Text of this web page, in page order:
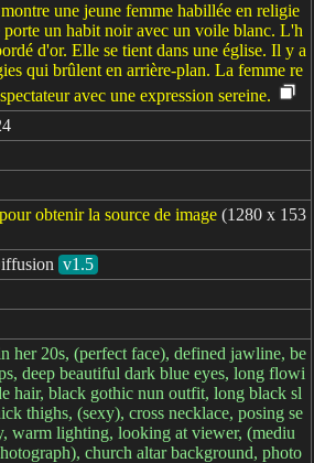
une jeune femme habillée en religie
porte un habit noir avec un voile blanc. L'h
d'or. Elle se tient dans une église. Il y a
qui brûlent en arrière-plan. La femme re
avec une expression sereine.
obtenir la source de image (1280 x 153
v1.5
her 20s, (perfect face), defined jawline, be
deep beautiful dark blue eyes, long flowi
hair, black gothic nun outfit, long black sl
thighs, (sexy), cross necklace, posing se
warm lighting, looking at viewer, (mediu
church altar background, photo